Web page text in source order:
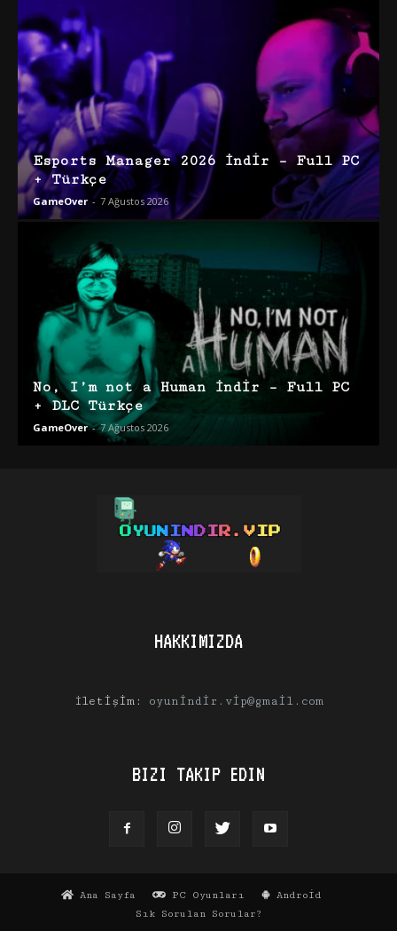
Esports Manager 2026 İndir – Full PC
+ Türkçe
GameOver - 7 Ağustos 2026
No, I’m not a Human İndir – Full PC
+ DLC Türkçe
GameOver - 7 Ağustos 2026
HAKKIMIZDA
İletişim: oyunindir.vip@gmail.com
BIZI TAKIP EDIN
Ana Sayfa PC Oyunları
Android
Sık Sorulan Sorular?